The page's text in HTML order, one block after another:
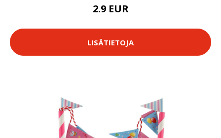
2.9 EUR
LISÄTIETOJA